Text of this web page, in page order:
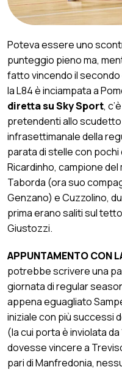
Poteva essere uno
punteggio pieno ma,
fatto vincendo il secondo
la L84 è inciampata a
diretta su Sky Sport,
pretendenti allo
infrasettimanale della
parata di stelle con
Ricardinho, campione
Taborda (ora suo
Genzano) e Cuzzolino,
prima erano saliti sul
Giustozzi.
APPUNTAMENTO CON
potrebbe scrivere una
giornata di regular
appena eguagliato
iniziale con più successi
(la cui porta è inviolata
dovesse vincere a
pari di Manfredonia,